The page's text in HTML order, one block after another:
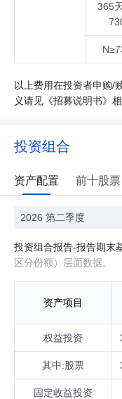
365
以上费用在投资者申购/
义请见《招募说明书》相
投资组合
资产配置 前十股票
2026 第二季度
投资组合报告-报告期末
区分份额）层面数据。
资产项目
权益投资
其中:股票
固定收益投资